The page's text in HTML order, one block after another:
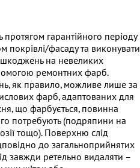
гарантійного періоду
покрівлі/фасаду та виконувати
на невеликих
ремонтних фарб.
як правило, можливе лише за
фарб, адаптованих для
що фарбується, повинна
потребують (подряпини на
тощо). Поверхню слід
до загальноприйнятих
завжди ретельно видаляти –